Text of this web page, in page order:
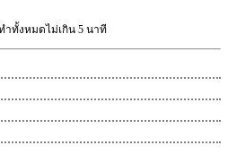
ำทั้งหมดไม่เกิน 5 นาที